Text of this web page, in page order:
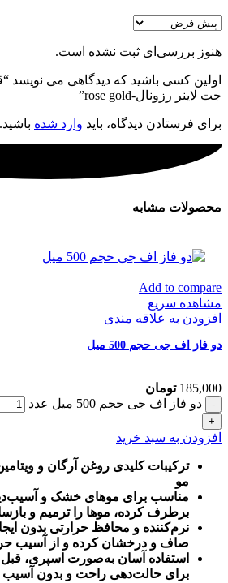
هنوز بررسی‌ای ثبت نشده است.
جت لاینر رزونال-rose gold”
برای فرستادن دیدگاه، باید وارد شده باشید.
محصولات مشابه
Add to compare
مشاهده سریع
افزودن به علاقه مندی
دو فاز اف جی حجم 500 میل
185,000 تومان
دو فاز اف جی حجم 500 میل عدد
افزودن به سبد خرید
مو
مناسب برای موهای خشک و
برطرف کرده، موها را ترمیم و
نرم‌کننده و محافظ حرارتی بدون
صاف و درخشان کرده و از آسیب
استفاده آسان به‌صورت اسپری،
برای حالت‌دهی راحت و بدون آسیب